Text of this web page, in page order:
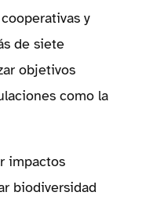
y
de siete
objetivos
como la
impactos
biodiversidad